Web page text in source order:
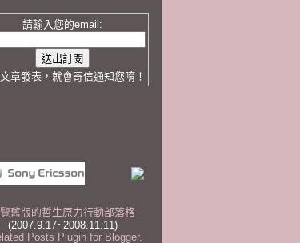
請輸入您的email:
章發表，就會寄信通知您唷！
舊版的哲生原力行動部落格
(2007.9.17~2008.11.11)